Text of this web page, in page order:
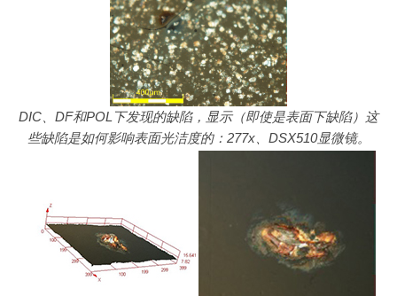
DIC、DF和POL下发现的缺陷，显示（即使是表面下缺陷）这
些缺陷是如何影响表面光洁度的：277x、DSX510显微镜。